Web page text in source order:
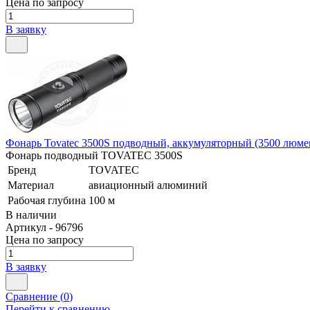
В заявку
Фонарь Tovatec 3500S подводный, аккумуляторный (3500
Фонарь подводный TOVATEC 3500S
Бренд
TOVATEC
Материал
авиационный алюминий
Рабочая глубина 100 м
В наличии
Артикул - 96796
Цена по запросу
В заявку
Сравнение (0)